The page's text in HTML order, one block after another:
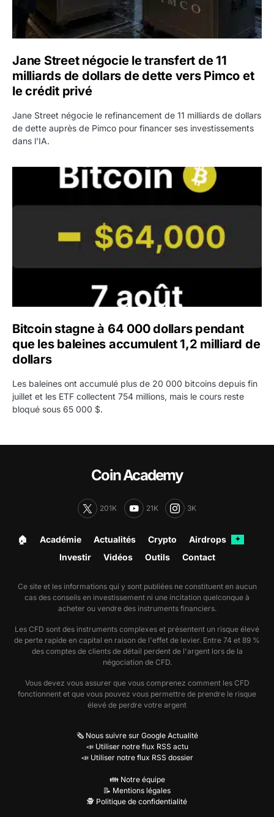
Jane Street négocie le transfert de 11
milliards de dollars de dette vers Pimco et
le crédit privé
Jane Street négocie le refinancement de 11 milliards de dollars
de dette auprès de Pimco pour financer ses investissements
dans l'IA.
Bitcoin stagne à 64 000 dollars pendant que les
Bitcoin stagne à 64 000 dollars pendant
que les baleines accumulent 1,2 milliard de
dollars
Les baleines ont accumulé plus de 20 000 bitcoins depuis fin
juillet et les ETF collectent 754 millions, mais le cours reste
bloqué sous 65 000 $.
Coin Academy
201K 21K 3K
🏠︎ Académie Actualités Crypto Airdrops ✦
Investir Vidéos Outils Contact
Ce site et les informations qui y sont publiées ne constituent en aucun
cas des conseils en investissement ni une incitation quelconque à
acheter ou vendre des instruments financiers.
Les CFD sont des instruments complexes et présentent un risque élevé
de perte rapide en capital en raison de l'effet de levier. Entre 74 et 89 %
des comptes de clients de détail perdent de l'argent lors de la
négociation de CFD.
Vous devez vous assurer que vous comprenez comment les CFD
fonctionnent et que vous pouvez vous permettre de prendre le risque
élevé de perdre votre argent
🗞️ Nous suivre sur Google Actualité
📣 Utiliser notre flux RSS actu
📣 Utiliser notre flux RSS dossier
👪 Notre équipe
📝 Mentions légales
🕵️ Politique de confidentialité